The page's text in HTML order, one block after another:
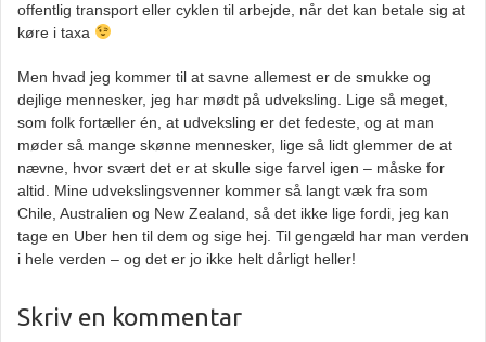
offentlig transport eller cyklen til arbejde, når det kan betale sig at
køre i taxa
Men hvad jeg kommer til at savne allemest er de smukke og
dejlige mennesker, jeg har mødt på udveksling. Lige så meget,
som folk fortæller én, at udveksling er det fedeste, og at man
møder så mange skønne mennesker, lige så lidt glemmer de at
nævne, hvor svært det er at skulle sige farvel igen – måske for
altid. Mine udvekslingsvenner kommer så langt væk fra som
Chile, Australien og New Zealand, så det ikke lige fordi, jeg kan
tage en Uber hen til dem og sige hej. Til gengæld har man verden
i hele verden – og det er jo ikke helt dårligt heller!
Skriv en kommentar